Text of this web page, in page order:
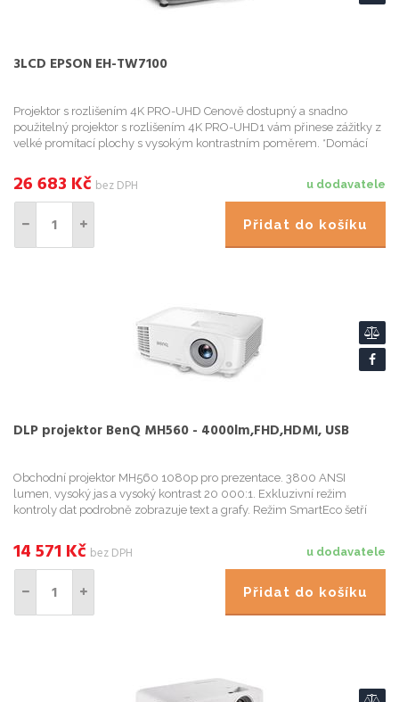
3LCD EPSON EH-TW7100
Projektor s rozlišením 4K PRO-UHD Cenově dostupný a snadno
použitelný projektor s rozlišením 4K PRO-UHD1 vám přinese zážitky z
velké promítací plochy s vysokým kontrastním poměrem. *Domácí
u dodavatele
26 683 Kč bez DPH
Přidat do košíku
DLP projektor BenQ MH560 - 4000lm,FHD,HDMI, USB
Obchodní projektor MH560 1080p pro prezentace. 3800 ANSI
lumen, vysoký jas a vysoký kontrast 20 000:1. Exkluzivní režim
kontroly dat podrobně zobrazuje text a grafy. Režim SmartEco šetří
u dodavatele
14 571 Kč bez DPH
Přidat do košíku